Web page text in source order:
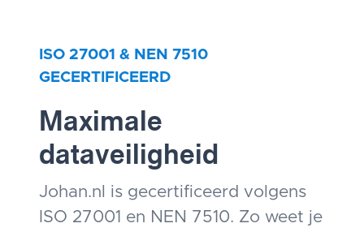
ISO 27001 & NEN 7510
GECERTIFICEERD
Maximale
dataveiligheid
Johan.nl is gecertificeerd volgens
ISO 27001 en NEN 7510. Zo weet je